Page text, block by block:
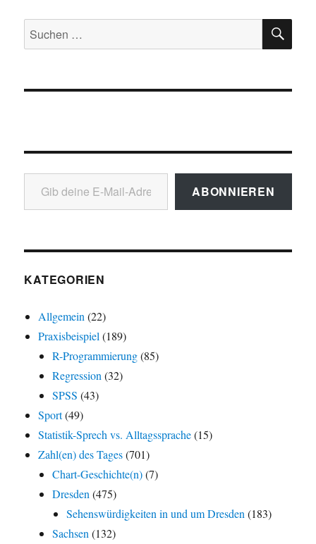
Suchen
nach:
Gib deine E-Mail-Adresse ein ...
ABONNIEREN
KATEGORIEN
Allgemein (22)
Praxisbeispiel (189)
R-Programmierung(85)
Regression (32)
SPSS (43)
Sport(49)
Statistik-Sprech vs. Alltagssprache(15)
Zahl(en) des Tages(701)
Chart-Geschichte(n)(7)
Dresden (475)
Sehenswürdigkeiten in und um Dresden (183)
Sachsen (132)